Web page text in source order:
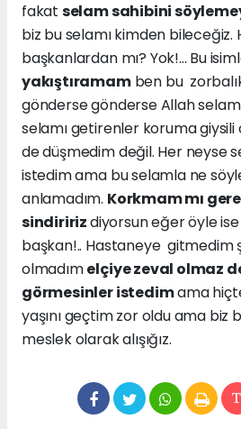
fakat selam sahibini
biz bu selamı kimden
başkanlardan mı? Yok!... Bu
yakıştıramamben bu
gönderse gönderse Allah
selamı getirenler koruma
de düşmedim değil. Her neyse
istedim ama bu selamla ne
anlamadım. Korkmam mı
sindiririzdiyorsun eğer öyle
başkan!.. Hastaneye gitmedim
olmadımelçiye zeval olmaz
görmesinler istedimama
yaşını geçtim zor oldu ama biz
meslek olarak alışığız.